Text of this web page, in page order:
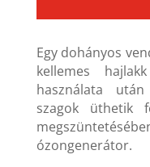
Egy dohányos
kellemes
használata
szagok üthetik
ózongenerátor.